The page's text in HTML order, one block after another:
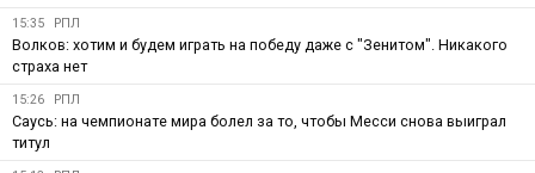
15:35 РПЛ
Волков: хотим и будем играть на победу даже с "Зенитом". Никакого
страха нет
15:26 РПЛ
Саусь: на чемпионате мира болел за то, чтобы Месси снова выиграл
титул